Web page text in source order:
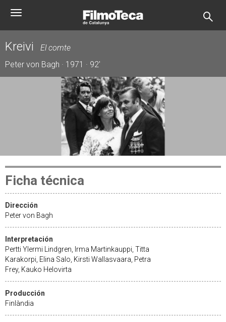
Toggle
Kreivi
El comte
Peter von Bagh · 1971 · 92'
Ficha técnica
Dirección
Peter von Bagh
Interpretación
Pertti Ylermi Lindgren, Irma Martinkauppi, Titta
Karakorpi, Elina Salo, Kirsti Wallasvaara, Petra
Frey, Kauko Helovirta
Producción
Finlàndia